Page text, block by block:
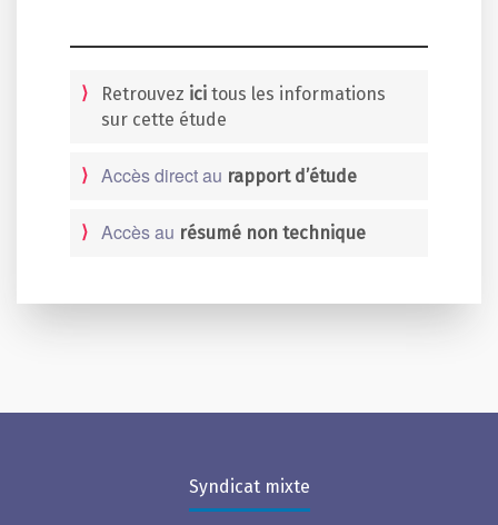
Retrouvez ici tous les informations
sur cette étude
Accès direct au rapport d’étude
Accès au résumé non technique
Syndicat mixte